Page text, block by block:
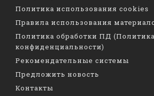
Политика использования cookies
Правила использования
Политика обработки ПД (Политика
конфиденциальности)
Рекомендательные системы
Предложить новость
Контакты